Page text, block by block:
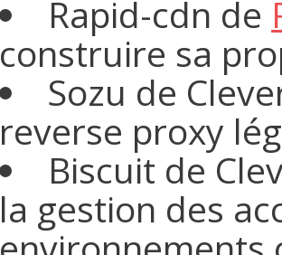
Rapid-cdn de
construire sa
Sozu de
reverse proxy
Biscuit de
la gestion des